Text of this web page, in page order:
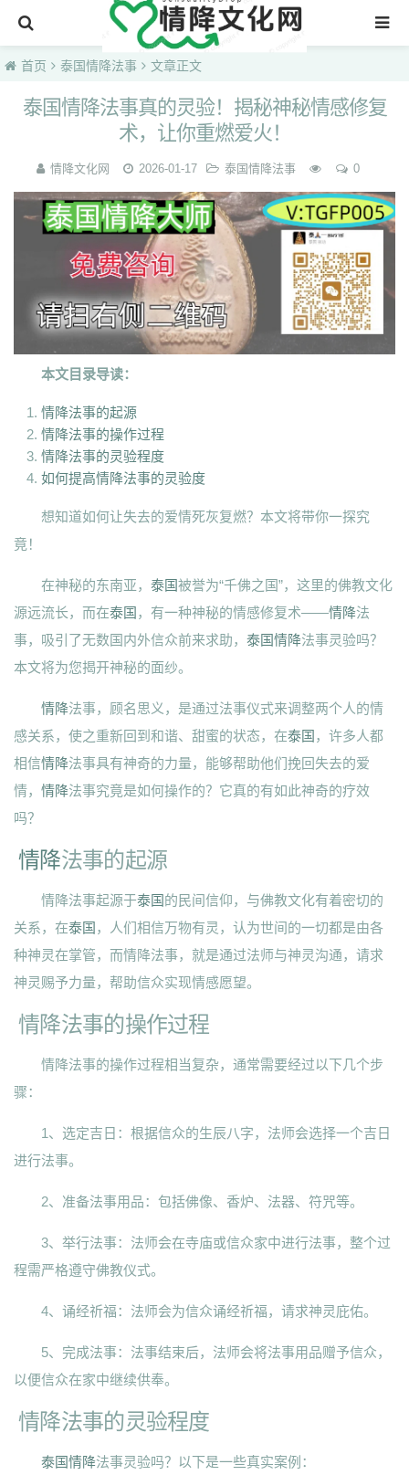
首页
首页 泰国情降法事 文章正文
泰国情降法事真的灵验！揭秘神秘情感修复
术，让你重燃爱火！
情降文化网 2026-01-17 泰国情降法事 0
本文目录导读：
情降法事的起源
情降法事的操作过程
情降法事的灵验程度
如何提高情降法事的灵验度
想知道如何让失去的爱情死灰复燃？本文将带你一探究
竟！
在神秘的东南亚， 泰国被誉为“千佛之国”，这里的佛教文化
源远流长，而在泰国 ，有一种神秘的情感修复术——情降法
事，吸引了无数国内外信众前来求助， 泰国情降法事灵验吗？
本文将为您揭开神秘的面纱。
情降法事，顾名思义，是通过法事仪式来调整两个人的情
感关系，使之重新回到和谐、甜蜜的状态，在泰国 ，许多人都
相信情降法事具有神奇的力量，能够帮助他们挽回失去的爱
情， 情降法事究竟是如何操作的？它真的有如此神奇的疗效
吗？
情降法事的起源
情降法事起源于泰国的民间信仰，与佛教文化有着密切的
关系，在泰国 ，人们相信万物有灵，认为世间的一切都是由各
种神灵在掌管，而情降法事，就是通过法师与神灵沟通，请求
神灵赐予力量，帮助信众实现情感愿望。
情降法事的操作过程
情降法事的操作过程相当复杂，通常需要经过以下几个步
骤：
1、选定吉日：根据信众的生辰八字，法师会选择一个吉日
进行法事。
2、准备法事用品：包括佛像、香炉、法器、符咒等。
3、举行法事：法师会在寺庙或信众家中进行法事，整个过
程需严格遵守佛教仪式。
4、诵经祈福：法师会为信众诵经祈福，请求神灵庇佑。
5、完成法事：法事结束后，法师会将法事用品赠予信众，
以便信众在家中继续供奉。
情降法事的灵验程度
泰国情降法事灵验吗？以下是一些真实案例：